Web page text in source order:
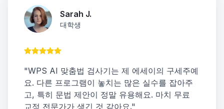
Sarah J.
대학생
"WPS AI 맞춤법 검사기는 제 에세이의 구세주예
요. 다른 프로그램이 놓치는 많은 실수를 잡아주
고, 특히 문법 제안이 정말 유용해요. 마치 무료
교정 전문가가 생긴 것 같아요."